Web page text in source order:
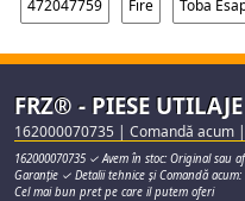
472047759 Fire Toba
FRZ® - PIESE UTILAJE
162000070735 | Comandă
162000070735 ✓ Avem în stoc: Original sau
Garanție ✓ Detalii tehnice și Comandă acum:
Cel mai bun pret pe care il putem oferi